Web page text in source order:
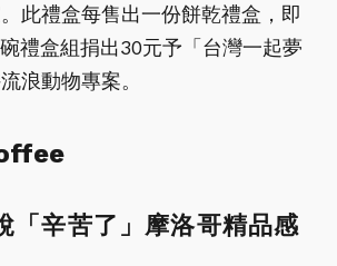
此禮盒每售出一份餅乾禮盒，即
禮盒組捐出30元予「台灣一起夢
浪動物專案。
「辛苦了」摩洛哥精品感